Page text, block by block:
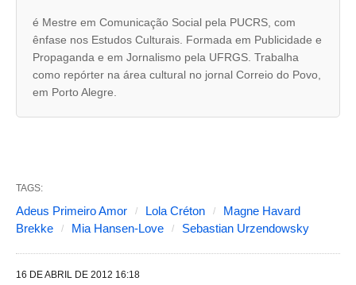
s
g
u
i
n
t
é Mestre em Comunicação Social pela PUCRS, com
ênfase nos Estudos Culturais. Formada em Publicidade e
Propaganda e em Jornalismo pela UFRGS. Trabalha
como repórter na área cultural no jornal Correio do Povo,
em Porto Alegre.
TAGS:
Adeus Primeiro Amor Lola Créton
Magne Havard
Brekke
Mia Hansen-Love Sebastian Urzendowsky
16 DE ABRIL DE 2012 16:18